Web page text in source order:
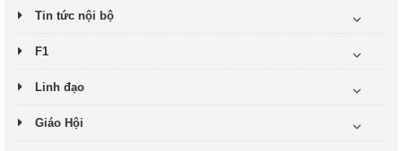
Tin tức nội bộ
F1
Linh đạo
Giáo Hội